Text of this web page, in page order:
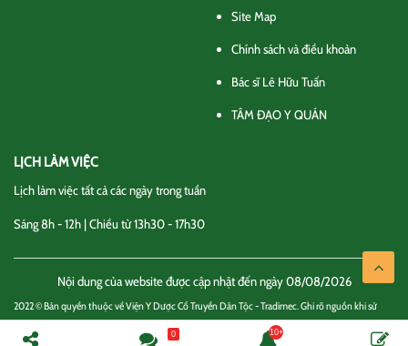
Site Map
Chính sách và điều khoản
Bác sĩ Lê Hữu Tuấn
TÂM ĐẠO Y QUÁN
LỊCH LÀM VIỆC
Lịch làm việc tất cả các ngày trong tuần
Sáng 8h - 12h | Chiều từ 13h30 - 17h30
Nội dung của website được cập nhật đến ngày 08/08/2026
2022 © Bản quyền thuộc về Viện Y Dược Cổ Truyền Dân Tộc - Tradimec. Ghi rõ nguồn khi sử
0